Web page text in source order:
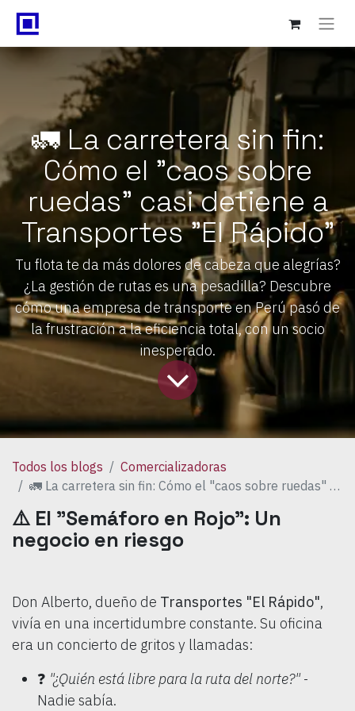
🚛 La carretera sin fin:
Cómo el "caos sobre
ruedas" casi detiene a
Transportes "El Rápido"
Tu flota te da más dolores de cabeza que alegrías?
¿La gestión de rutas es una pesadilla? Descubre
cómo una empresa de transporte en Perú pasó de
la frustración a la eficiencia total, con un socio
inesperado.
Todos los blogs
Comercializadoras
🚛 La carretera sin fin: Cómo el "caos sobre ruedas" casi detiene a Transportes "El Rápido"
⚠️ El "Semáforo en Rojo": Un
negocio en riesgo
Don Alberto, dueño de Transportes "El Rápido",
vivía en una incertidumbre constante. Su oficina
era un concierto de gritos y llamadas:
❓ "¿Quién está libre para la ruta del norte?"-
Nadie sabía.